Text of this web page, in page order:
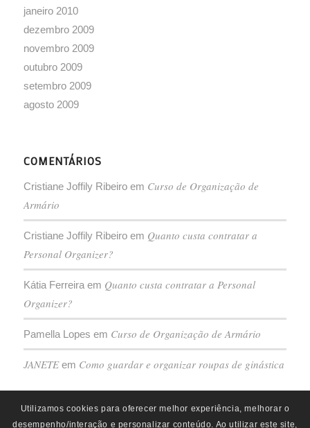
janeiro 2010
dezembro 2009
novembro 2009
outubro 2009
setembro 2009
agosto 2009
COMENTÁRIOS
Cristiane Joffily Ribeiroem Curso de Organização de
Armário
Cristiane Joffily Ribeiroem Quanto custa contratar a
Personal Organizer?
Kátia Ferreiraem Quanto custa contratar a Personal
Organizer?
Pamella Lopes em Curso de Organização de Armário
JANETEem Como guardar e organizar roupas de ginástica
Utilizamos cookies para oferecer melhor experiência, melhorar o
desempenho/interação e personalizar conteúdo. Ao utilizar este site,